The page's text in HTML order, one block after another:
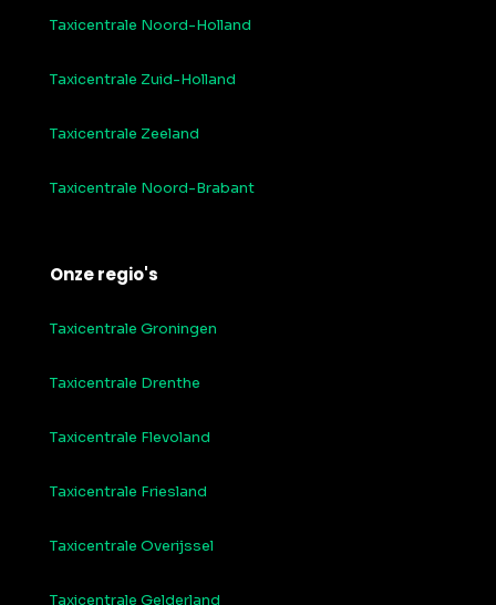
Taxicentrale Noord-Holland
Taxicentrale Zuid-Holland
Taxicentrale Zeeland
Taxicentrale Noord-Brabant
Onze regio's
Taxicentrale Groningen
Taxicentrale Drenthe
Taxicentrale Flevoland
Taxicentrale Friesland
Taxicentrale Overijssel
Taxicentrale Gelderland